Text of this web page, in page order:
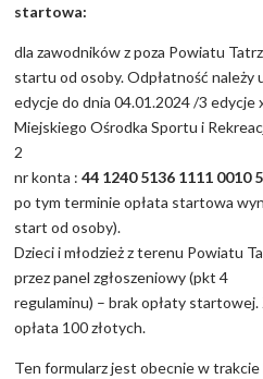
dla zawodników z poza Powiatu
startu od osoby. Odpłatność należy
edycje do dnia 04.01.2024 /3 edycje
Miejskiego Ośrodka Sportu i
2
nr konta :44 1240 5136 1111 0010
po tym terminie opłata startowa
start od osoby).
Dzieci i młodzież z terenu Powiatu
przez panel zgłoszeniowy (pkt 4
regulaminu) – brak opłaty
opłata 100 złotych.
Ten formularz jest obecnie w